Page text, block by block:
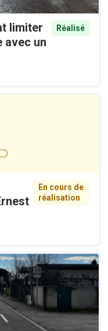
limiter
avec un
Réalisé
En cours de
réalisation